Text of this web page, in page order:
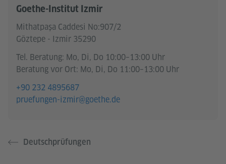
Goethe-Institut Izmir
Mithatpaşa Caddesi No:907/2
Göztepe - Izmir 35290
Tel. Beratung: Mo, Di, Do 10:00–13:00 Uhr
Beratung vor Ort: Mo, Di, Do 11:00–13:00 Uhr
+90 232 4895687
pruefungen-izmir@goethe.de
Deutschprüfungen